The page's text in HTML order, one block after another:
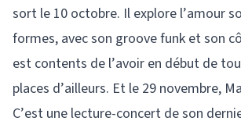
sort le 10 octobre. Il explore l’amour
formes, avec son groove funk et son
est contents de l’avoir en début de
places d’ailleurs. Et le 29 novembre,
C’est une lecture-concert de son